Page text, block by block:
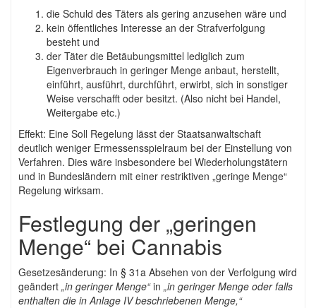
die Schuld des Täters als gering anzusehen wäre und
kein öffentliches Interesse an der Strafverfolgung
besteht und
der Täter die Betäubungsmittel lediglich zum
Eigenverbrauch in geringer Menge anbaut, herstellt,
einführt, ausführt, durchführt, erwirbt, sich in sonstiger
Weise verschafft oder besitzt. (Also nicht bei Handel,
Weitergabe etc.)
Effekt: Eine Soll Regelung lässt der Staatsanwaltschaft
deutlich weniger Ermessensspielraum bei der Einstellung von
Verfahren. Dies wäre insbesondere bei Wiederholungstätern
und in Bundesländern mit einer restriktiven „geringe Menge“
Regelung wirksam.
Festlegung der „geringen
Menge“ bei Cannabis
Gesetzesänderung: In § 31a Absehen von der Verfolgung wird
geändert „in geringer Menge“in „in geringer Menge oder falls
enthalten die in Anlage IV beschriebenen Menge,“